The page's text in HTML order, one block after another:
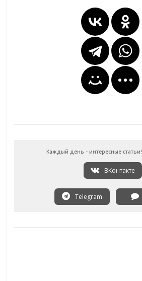
Каждый день - интересные статьи!
ВКонтакте
Telegram